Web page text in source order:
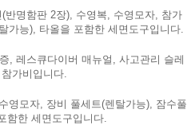
반명함판 2장), 수영복, 수영모자, 참가
가능), 타올을 포함한 세면도구입니다.
, 레스큐다이버 매뉴얼, 사고관리 슬레
가비입니다.
영모자, 장비 풀세트(렌탈가능), 잠수풀
함한 세면도구입니다.